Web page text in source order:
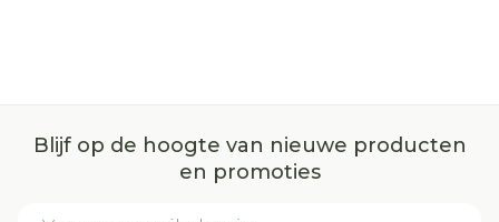
Blijf op de hoogte van nieuwe producten
en promoties